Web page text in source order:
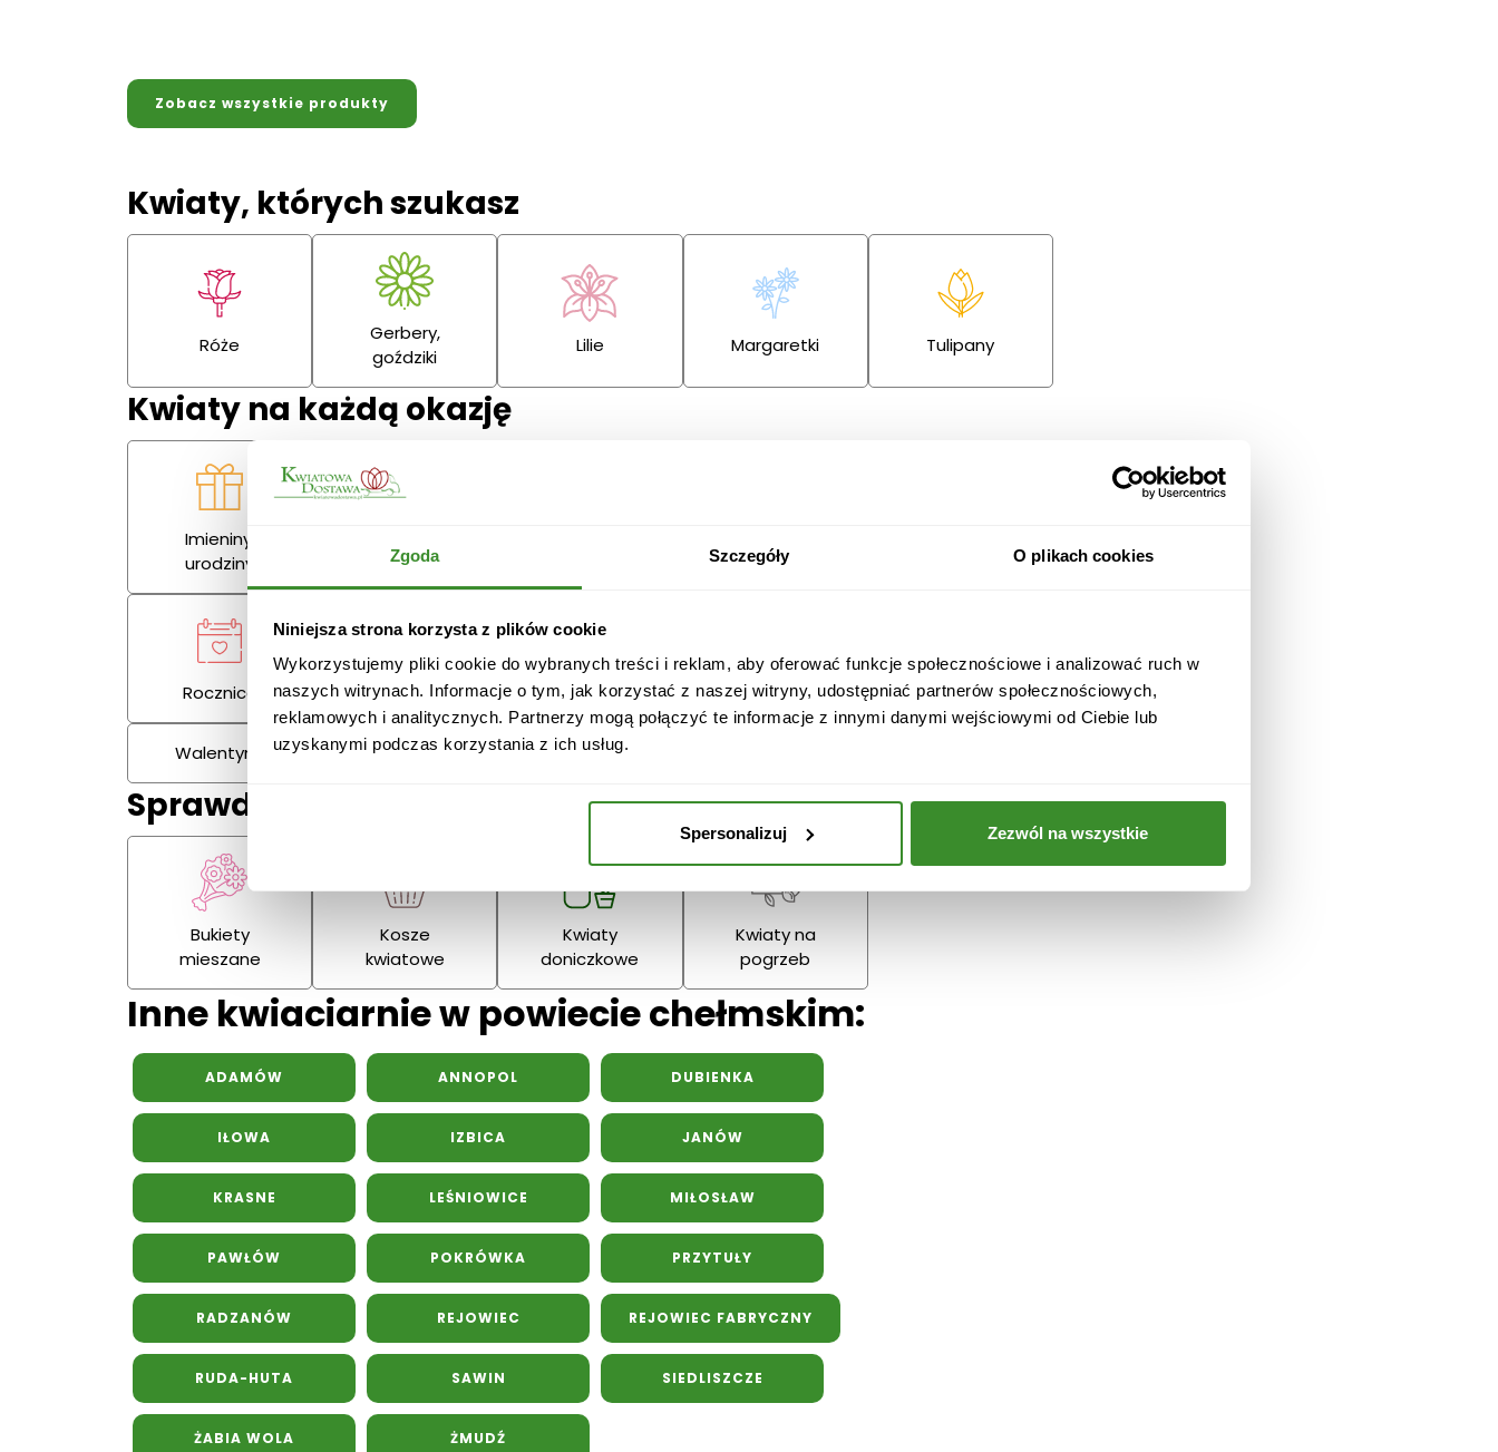
Zgoda Szczegóły O plikach cookies
Niniejsza strona korzysta z plików cookie
Wykorzystujemy pliki cookie do wybranych treści i reklam, aby oferować funkcje społecznościowe i analizować ruch w
naszych witrynach. Informacje o tym, jak korzystać z naszej witryny, udostępniać partnerów społecznościowych,
reklamowych i analitycznych. Partnerzy mogą połączyć te informacje z innymi danymi wejściowymi od Ciebie lub
uzyskanymi podczas korzystania z ich usług.
Spersonalizuj Zezwól na wszystkie
Zobacz wszystkie produkty
Kwiaty, których szukasz
Róże
Gerbery,
goździki
Lilie Margaretki Tulipany
Kwiaty na każdą okazję
Imieniny,
urodziny
Miłość Gratulacje
Rocznica Kondolencje Podziękowania
Narodzenie
Dziadka
Walentynki Dzień Kobiet Wielkanoc
Sprawdź również:
Bukiety
mieszane
Kosze
kwiatowe
Kwiaty
doniczkowe
Kwiaty na
pogrzeb
Inne kwiaciarnie w powiecie chełmskim:
ADAMÓW ANNOPOL DUBIENKA
IŁOWA IZBICA JANÓW
KRASNE LEŚNIOWICE MIŁOSŁAW
PAWŁÓW POKRÓWKA PRZYTUŁY
RADZANÓW REJOWIEC REJOWIEC FABRYCZNY
RUDA-HUTA SAWIN SIEDLISZCZE
ŻABIA WOLA ŻMUDŹ